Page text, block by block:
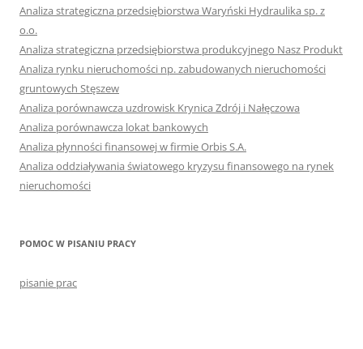
Analiza strategiczna przedsiębiorstwa Waryński Hydraulika sp. z
o.o.
Analiza strategiczna przedsiębiorstwa produkcyjnego Nasz Produkt
Analiza rynku nieruchomości np. zabudowanych nieruchomości
gruntowych Stęszew
Analiza porównawcza uzdrowisk Krynica Zdrój i Nałęczowa
Analiza porównawcza lokat bankowych
Analiza płynności finansowej w firmie Orbis S.A.
Analiza oddziaływania światowego kryzysu finansowego na rynek
nieruchomości
POMOC W PISANIU PRACY
pisanie prac